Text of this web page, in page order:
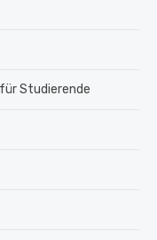
Studierende